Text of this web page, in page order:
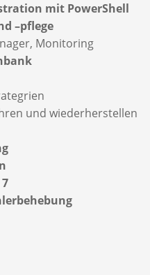
mit PowerShell
–pflege
Monitoring
und wiederherstellen